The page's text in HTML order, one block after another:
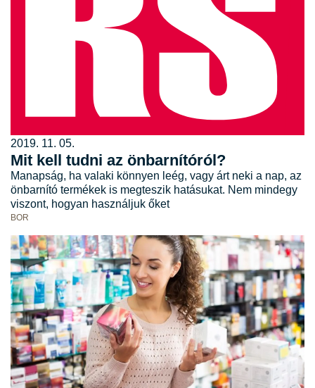
2019. 11. 05.
Mit kell tudni az önbarnítóról?
Manapság, ha valaki könnyen leég, vagy árt neki a nap, az
önbarnító termékek is megteszik hatásukat. Nem mindegy
viszont, hogyan használjuk őket
BOR